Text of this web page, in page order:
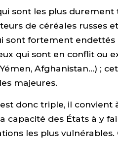
sont les plus durement
de céréales russes
sont fortement endettés
qui sont en conflit ou
Afghanistan…) ;
majeures.
donc triple, il convient
capacité des États à y
les plus vulnérables.